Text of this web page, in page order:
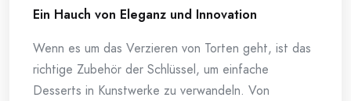
Ein Hauch von Eleganz und Innovation
Wenn es um das Verzieren von Torten geht, ist das
richtige Zubehör der Schlüssel, um einfache
Desserts in Kunstwerke zu verwandeln. Von